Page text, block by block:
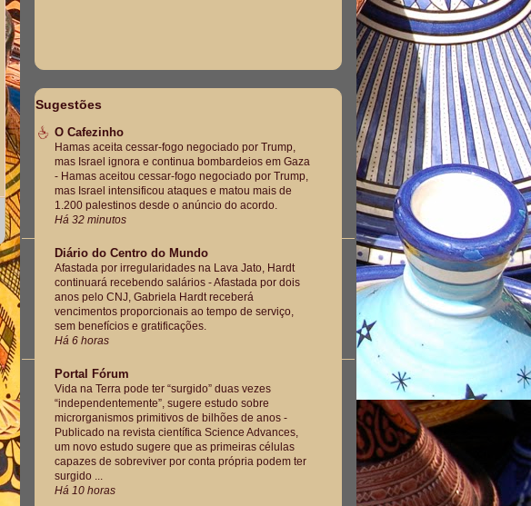
Sugestões
O Cafezinho
Hamas aceita cessar-fogo negociado por Trump,
mas Israel ignora e continua bombardeios em Gaza
- Hamas aceitou cessar-fogo negociado por Trump,
mas Israel intensificou ataques e matou mais de
1.200 palestinos desde o anúncio do acordo.
Há 32 minutos
Diário do Centro do Mundo
Afastada por irregularidades na Lava Jato, Hardt
continuará recebendo salários -Afastada por dois
anos pelo CNJ, Gabriela Hardt receberá
vencimentos proporcionais ao tempo de serviço,
sem benefícios e gratificações.
Há 6 horas
Portal Fórum
Vida na Terra pode ter “surgido” duas vezes
“independentemente”, sugere estudo sobre
microrganismos primitivos de bilhões de anos -
Publicado na revista científica Science Advances,
um novo estudo sugere que as primeiras células
capazes de sobreviver por conta própria podem ter
surgido ...
Há 10 horas